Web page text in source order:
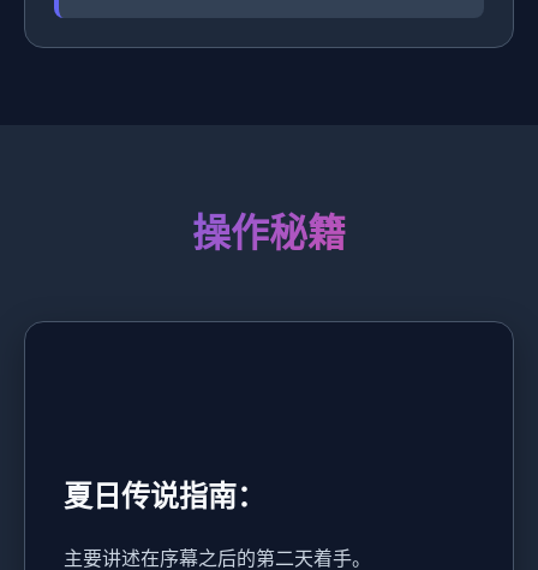
操作秘籍
夏日传说指南：
主要讲述在序幕之后的第二天着手。